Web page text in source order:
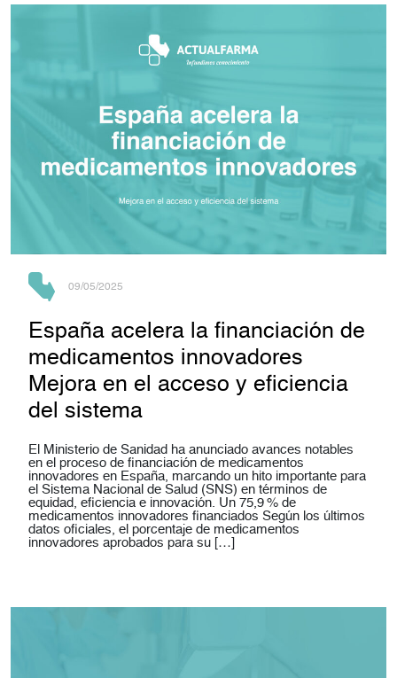
09/05/2025
España acelera la financiación de
medicamentos innovadores
Mejora en el acceso y eficiencia
del sistema
El Ministerio de Sanidad ha anunciado avances notables
en el proceso de financiación de medicamentos
innovadores en España, marcando un hito importante para
el Sistema Nacional de Salud (SNS) en términos de
equidad, eficiencia e innovación. Un 75,9 % de
medicamentos innovadores financiados Según los últimos
datos oficiales, el porcentaje de medicamentos
innovadores aprobados para su […]